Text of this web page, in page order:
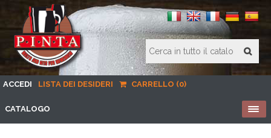
ACCEDI LISTA DEI DESIDERI CARRELLO (0)
CATALOGO